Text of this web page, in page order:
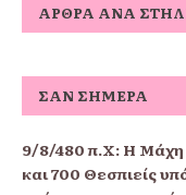
ΆΡΘΡΑ ΑΝΆ
ΣΑΝ ΣΉΜΕΡΑ
9/8/480 π.Χ: Η Μάχη
και 700 Θεσπιείς